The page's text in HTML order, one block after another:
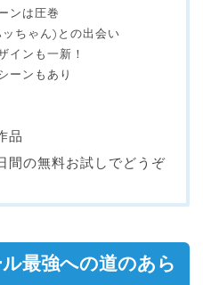
ンは圧巻
ちゃん)との出会い
インも一新！
ーンもあり
品
間の無料お試しでどうぞ
最強への道のあら